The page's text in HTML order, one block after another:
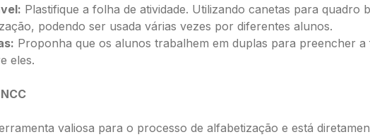
Plastifique a folha de atividade. Utilizando canetas para
podendo ser usada várias vezes por diferentes alunos.
Proponha que os alunos trabalhem em duplas para preencher
eles.
valiosa para o processo de alfabetização e está